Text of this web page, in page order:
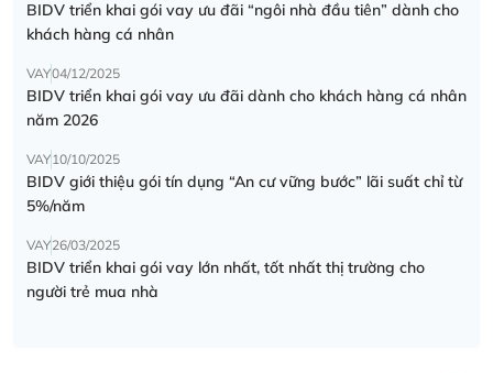
BIDV triển khai gói vay ưu đãi “ngôi nhà đầu tiên” dành cho
khách hàng cá nhân
VAY04/12/2025
BIDV triển khai gói vay ưu đãi dành cho khách hàng cá nhân
năm 2026
VAY10/10/2025
BIDV giới thiệu gói tín dụng “An cư vững bước” lãi suất chỉ từ
5%/năm
VAY26/03/2025
BIDV triển khai gói vay lớn nhất, tốt nhất thị trường cho
người trẻ mua nhà